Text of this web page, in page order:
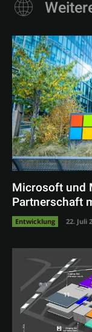
Microsoft und
Partnerschaft
Entwicklung 22. Juli